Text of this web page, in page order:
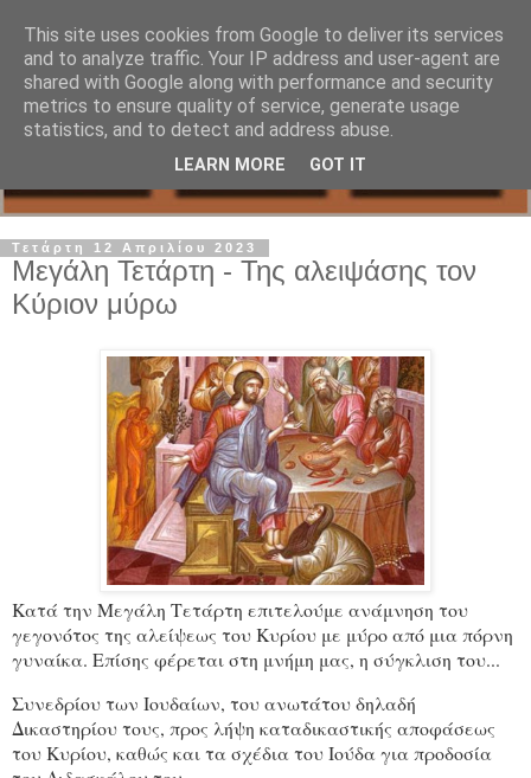
Τετάρτη 12 Απριλίου 2023
Μεγάλη Τετάρτη - Της αλειψάσης τον
Κύριον μύρω
Κατά την Μεγάλη Τετάρτη επιτελούμε ανάμνηση του
γεγονότος της αλείψεως του Κυρίου με μύρο από μια πόρνη
γυναίκα. Επίσης φέρεται στη μνήμη μας, η σύγκλιση του...
Συνεδρίου των Ιουδαίων, του ανωτάτου δηλαδή
Δικαστηρίου τους, προς λήψη καταδικαστικής αποφάσεως
του Κυρίου, καθώς και τα σχέδια του Ιούδα για προδοσία
This site uses cookies from Google to deliver its services
and to analyze traffic. Your IP address and user-agent are
shared with Google along with performance and security
metrics to ensure quality of service, generate usage
statistics, and to detect and address abuse.
LEARN MORE GOT IT